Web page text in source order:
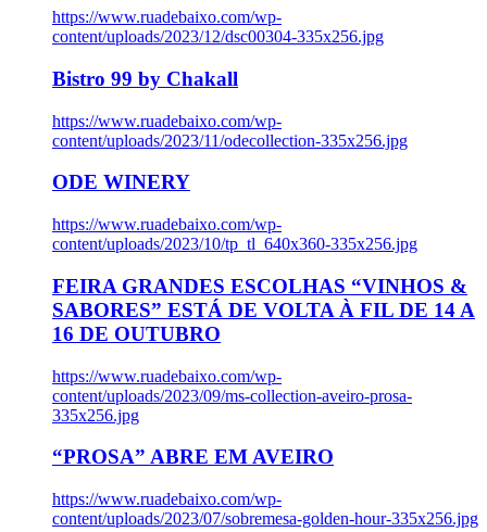
https://www.ruadebaixo.com/wp-
content/uploads/2023/12/dsc00304-335x256.jpg
Bistro 99 by Chakall
https://www.ruadebaixo.com/wp-
content/uploads/2023/11/odecollection-335x256.jpg
ODE WINERY
https://www.ruadebaixo.com/wp-
content/uploads/2023/10/tp_tl_640x360-335x256.jpg
FEIRA GRANDES ESCOLHAS “VINHOS &
SABORES” ESTÁ DE VOLTA À FIL DE 14 A
16 DE OUTUBRO
https://www.ruadebaixo.com/wp-
content/uploads/2023/09/ms-collection-aveiro-prosa-
335x256.jpg
“PROSA” ABRE EM AVEIRO
https://www.ruadebaixo.com/wp-
content/uploads/2023/07/sobremesa-golden-hour-335x256.jpg